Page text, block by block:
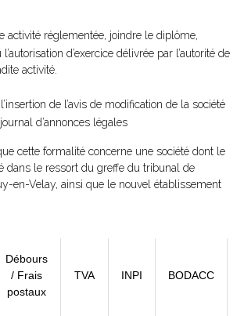
activité réglementée, joindre le diplôme,
l’autorisation d’exercice délivrée par l’autorité de
activité.
de l’avis de modification de la société
d’annonces légales
cette formalité concerne une société dont le
dans le ressort du greffe du tribunal de
en-Velay, ainsi que le nouvel établissement
Débours
/ Frais
postaux
TVA INPI BODACC